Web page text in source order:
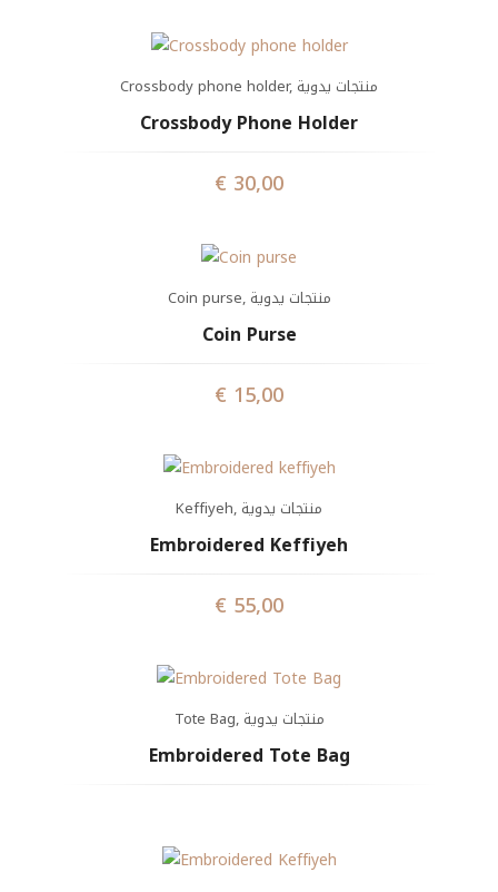
Crossbody phone holder, منتجات يدوية
Crossbody Phone Holder
€ 30,00
Coin purse, منتجات يدوية
Coin Purse
€ 15,00
Keffiyeh, منتجات يدوية
Embroidered Keffiyeh
€ 55,00
Tote Bag, منتجات يدوية
Embroidered Tote Bag